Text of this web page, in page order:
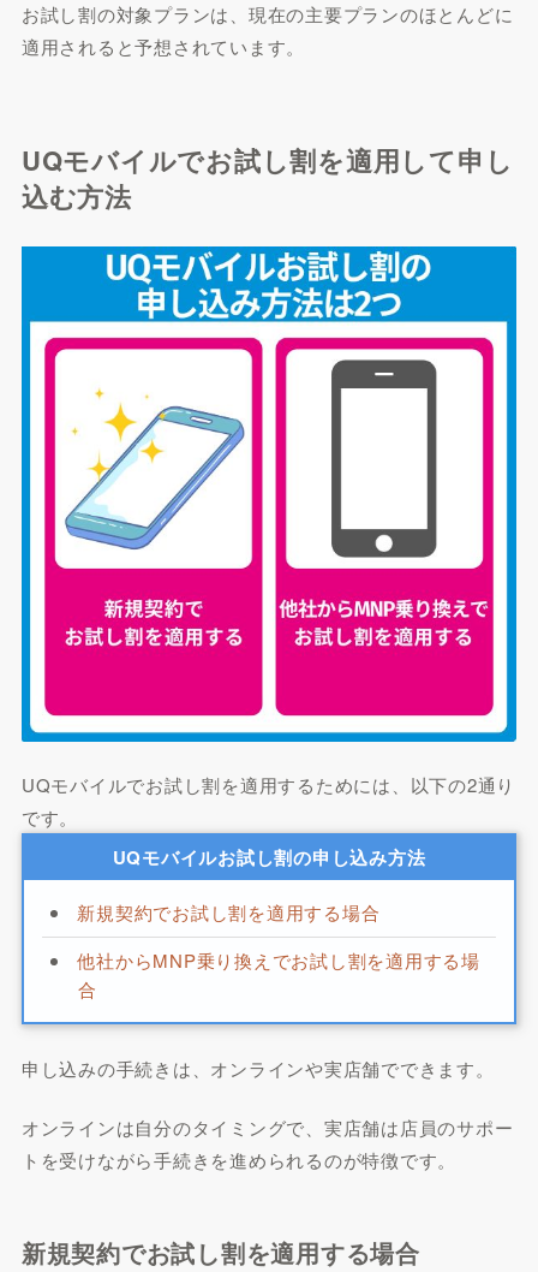
お試し割の対象プランは、現在の主要プランのほとんどに
適用されると予想されています。
UQモバイルでお試し割を適用して申し
込む方法
UQモバイルでお試し割を適用するためには、以下の2通り
です。
UQモバイルお試し割の申し込み方法
新規契約でお試し割を適用する場合
他社からMNP乗り換えでお試し割を適用する場
合
申し込みの手続きは、オンラインや実店舗でできます。
オンラインは自分のタイミングで、実店舗は店員のサポー
トを受けながら手続きを進められるのが特徴です。
新規契約でお試し割を適用する場合